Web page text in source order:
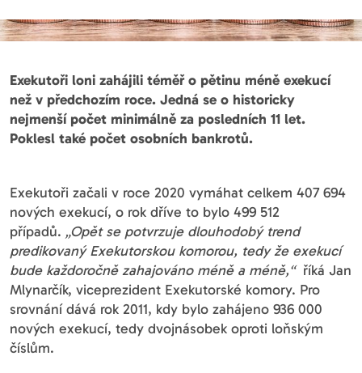
Exekutoři loni zahájili téměř o pětinu méně exekucí
než v předchozím roce. Jedná se o historicky
nejmenší počet minimálně za posledních 11 let.
Poklesl také počet osobních bankrotů.
Exekutoři začali v roce 2020 vymáhat celkem 407 694
nových exekucí, o rok dříve to bylo 499 512
případů. „Opět se potvrzuje dlouhodobý trend
predikovaný Exekutorskou komorou, tedy že exekucí
bude každoročně zahajováno méně a méně,“ říká Jan
Mlynarčík, viceprezident Exekutorské komory. Pro
srovnání dává rok 2011, kdy bylo zahájeno 936 000
nových exekucí, tedy dvojnásobek oproti loňským
číslům.